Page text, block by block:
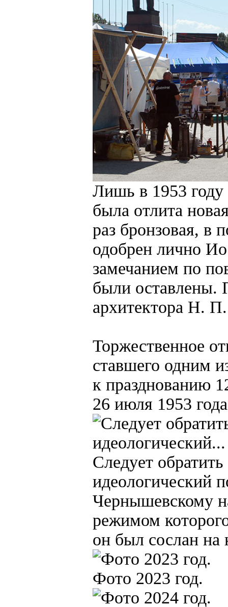
Лишь в 1953
была отлита
раз бронзовая, в
одобрен лично
замечанием по
были оставлены.
архитектора Н.
Торжественное
ставшего одним
к празднованию
26 июля 1953
Следует
идеологический
Чернышевскому
режимом
он был сослан на
Фото 2023 год.